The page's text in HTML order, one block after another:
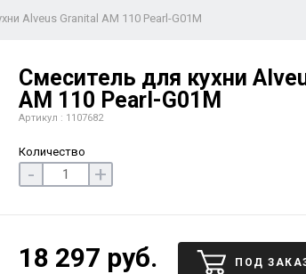
Alveus Granital AM 110 Pearl-G01M
Смеситель для кухни
AM 110 Pearl-G01M
Артикул : 1107682
Количество
- +
18 297 руб. ПОД